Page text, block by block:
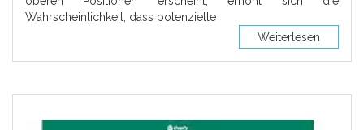
Wahrscheinlichkeit, dass potenzielle
Weiterlesen